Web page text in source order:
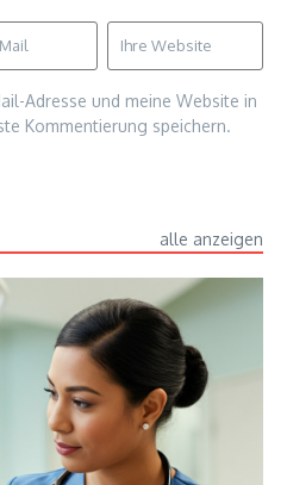
Adresse und meine Website in
Kommentierung speichern.
alle anzeigen